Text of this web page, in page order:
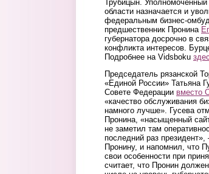
Трубицын.
области назначается и
федеральным бизнес-
предшественник Пронина
губернатора досрочно в
конфликта интересов.
Подробнее на Vidsboku
Председатель рязанской
«Единой России» Татьяна
Совете Федерации вместо
«качество обслуживания
намного лучше». Гусева
Пронина, «насыщенный
не заметил там
последний раз
Пронину, и напомнил, что
свои особенности при
считает, что Пронин